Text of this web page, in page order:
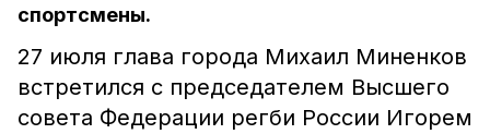
спортсмены.
27 июля глава города Михаил Миненков
встретился с председателем Высшего
совета Федерации регби России Игорем